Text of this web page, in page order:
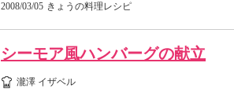
2008/03/05 きょうの料理レシピ
シーモア風ハンバーグの献立
瀧澤 イザベル